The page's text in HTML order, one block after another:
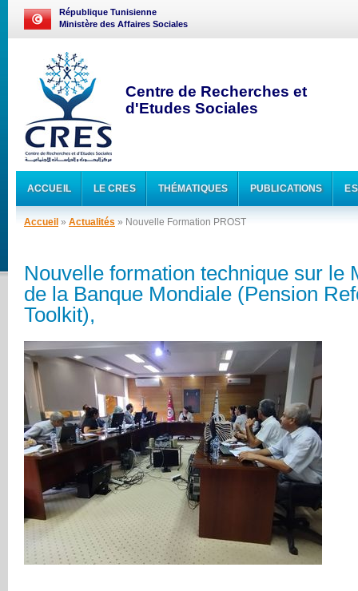
République Tunisienne
Ministère des Affaires Sociales
Centre de Recherches et
d'Etudes Sociales
ACCUEIL LE CRES THÉMATIQUES PUBLICATIONS
Accueil » Actualités » Nouvelle Formation PROST
Nouvelle formation technique sur le
de la Banque Mondiale (Pension
Toolkit),